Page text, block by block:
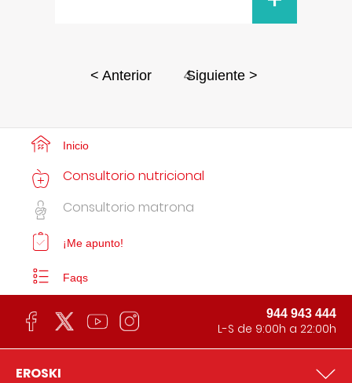
< Anterior 4
Siguiente >
Inicio
Consultorio nutricional
Consultorio matrona
¡Me apunto!
Faqs
944 943 444
L-S de 9:00h a 22:00h
EROSKI